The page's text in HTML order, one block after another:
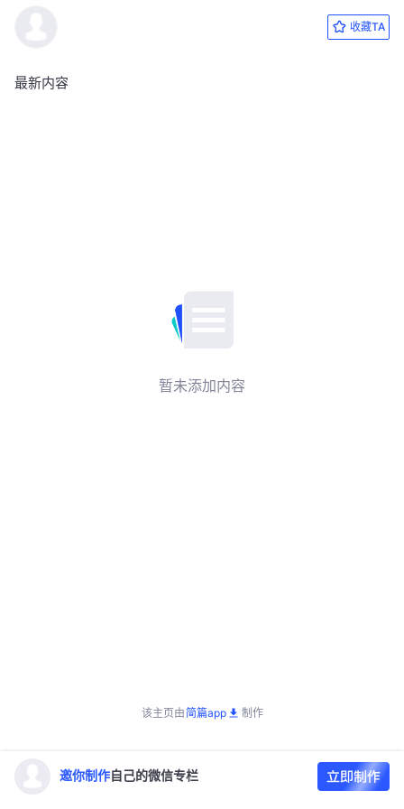
收藏TA
最新内容
暂未添加内容
该主页由简篇app 制作
邀你制作 自己的微信专栏